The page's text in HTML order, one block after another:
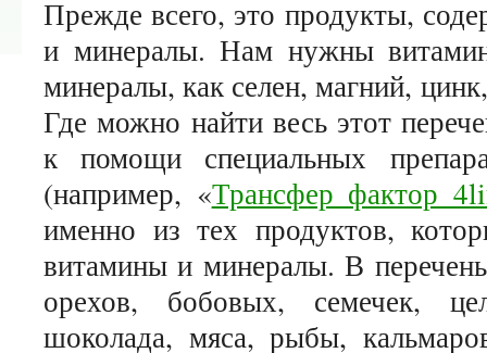
Прежде всего, это продукты,
и минералы. Нам нужны
минералы, как селен, магний,
Где можно найти весь этот
к помощи специальных
(например, «Трансфер фактор
именно из тех продуктов,
витамины и минералы. В
орехов, бобовых, семечек,
шоколада, мяса, рыбы,